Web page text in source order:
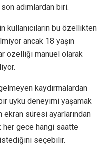
adımlardan biri.
kullanıcıların bu özellikten
ancak 18 yaşın
özelliği manuel olarak
kaydırmalardan
uyku deneyimi yaşamak
ekran süresi ayarlarından
gece hangi saatte
seçebilir.